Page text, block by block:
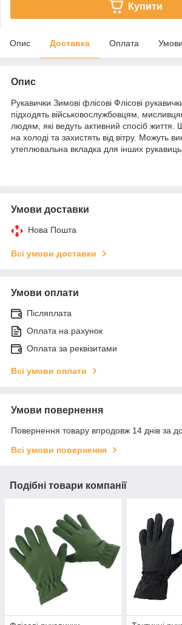
Купити
Опис Доставка Оплата
Опис
Рукавички Зимові флісові Флісові
підходять військовослужбовцям,
людям, які ведуть активний спосіб життя.
на холоді та захистять від вітру. Можуть
утеплювальна вкладка для інших рукавиць.
Умови доставки
Нова Пошта
Всі умови доставки
Умови оплати
Післяплата
Оплата на рахунок
Оплата за реквізитами
Всі умови оплати
Умови повернення
Повернення товару впродовж 14 днів за
Всі умови повернення
Подібні товари компанії